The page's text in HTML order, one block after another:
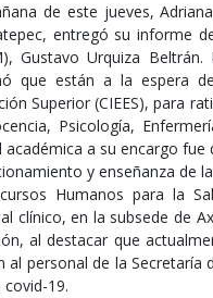
de este jueves,
entregó su informe
Gustavo Urquiza
que están a la espera
Superior (CIEES), para
Psicología,
académica a su encargo
y enseñanza de
Humanos para la
clínico, en la subsede de
al destacar que
al personal de la Secretaría
19.